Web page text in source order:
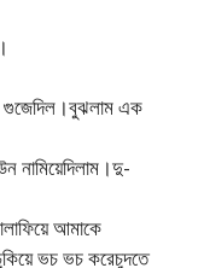
গুজেদিল।বুঝলাম এক
নামিয়েদিলাম।দু-
আমাকে
ভচ ভচ করেচুদতে